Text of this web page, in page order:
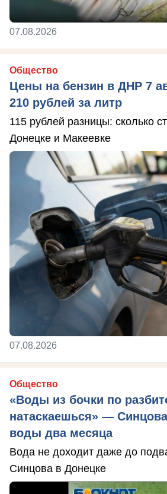
07.08.2026
Общество
Цены на бензин в ДНР 7
210 рублей за литр
115 рублей разницы: сколько
Донецке и Макеевке
07.08.2026
Общество
«Воды из бочки по
натаскаешься» —
воды два месяца
Вода не доходит даже до
Синцова в Донецке